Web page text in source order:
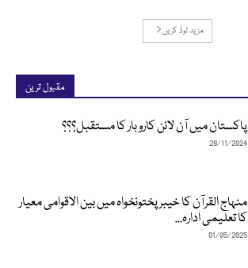
مزید لوڈ کریں
مقبول ترین
پاکستان میں آن لائن کاروبار کا مستقبل؟؟؟
28/11/2024
منہاج القرآن کا خیبرپختونخواہ میں بین الاقوامی معیار
کا تعلیمی ادارہ...
01/05/2025